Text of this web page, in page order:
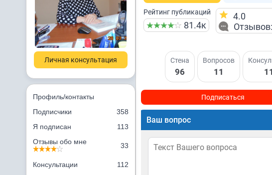
Личная консультация
Профиль/контакты
Подписчики
358
Я подписан
113
Отзывы обо мне
33
Консультации
112
Рейтинг публикаций
81.4к
4.0
Стена
96
Вопросов
11
Подписаться
Ваш вопрос